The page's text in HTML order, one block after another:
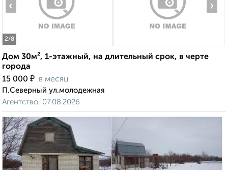
2/8
‹ ›
Дом 30м², 1-этажный, на длительный срок, в черте
города
15 000 ₽ в месяц
П.Северный ул.молодежная
Агентство, 07.08.2026